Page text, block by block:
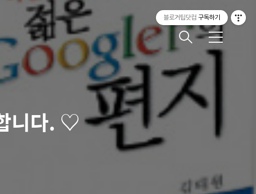
메
뉴
니다. ♡
블로거팁닷컴 구독하기